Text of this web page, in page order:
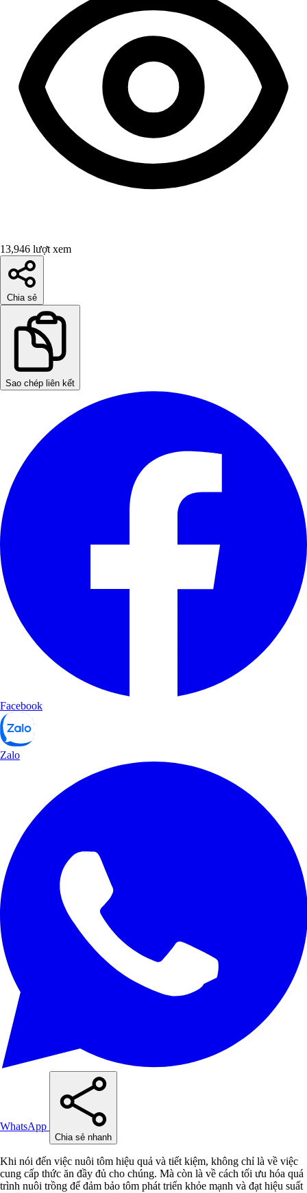
13,946 lượt xem
Chia sẻ
Sao chép liên kết
Facebook
Zalo
WhatsApp
Chia sẻ nhanh
Khi nói đến việc nuôi tôm hiệu quả và tiết kiệm, không chỉ là về việc
cung cấp thức ăn đầy đủ cho chúng. Mà còn là về cách tối ưu hóa quá
trình nuôi trồng để đảm bảo tôm phát triển khỏe mạnh và đạt hiệu suất